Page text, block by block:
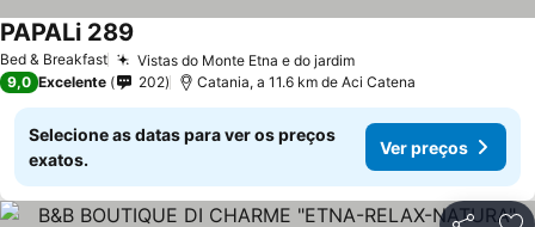
Bed & Breakfast Vistas do Monte Etna e do jardim
PAPALi 289
9,0 Excelente 202 Catania, a 11.6 km de Aci Catena
Selecione as datas para ver os preços
exatos.
Ver preços